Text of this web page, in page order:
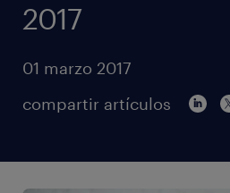
2017
01 marzo 2017
compartir artículos